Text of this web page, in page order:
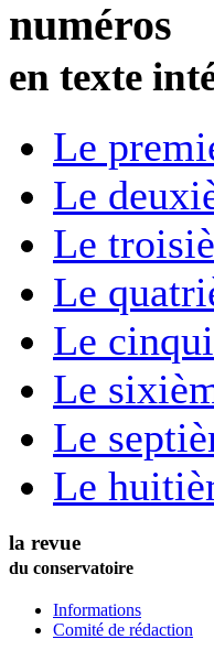
numéros
en texte
Le
Le
Le
Le
Le
Le
Le
Le
la revue
du conservatoire
Informations
Comité de rédaction